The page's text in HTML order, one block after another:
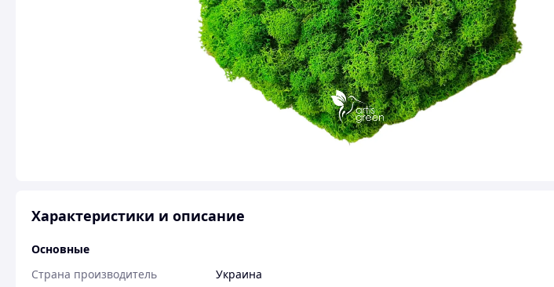
Характеристики и описание
Основные
Страна производитель
Украина